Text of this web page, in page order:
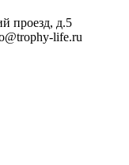
проезд, д.5
life.ru